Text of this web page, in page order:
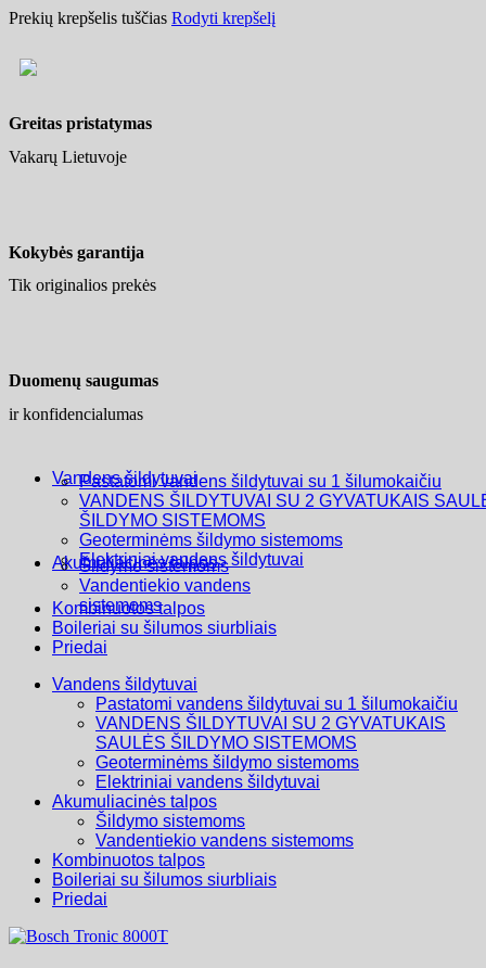
Prekių krepšelis tuščias Rodyti krepšelį
Greitas pristatymas
Vakarų Lietuvoje
Kokybės garantija
Tik originalios prekės
Duomenų saugumas
ir konfidencialumas
Vandens šildytuvai
Pastatomi vandens šildytuvai su 1 šilumokaičiu
VANDENS ŠILDYTUVAI SU 2 GYVATUKAIS
ŠILDYMO SISTEMOMS
Geoterminėms šildymo sistemoms
Elektriniai vandens šildytuvai
Akumuliacinės talpos
Šildymo sistemoms
Vandentiekio vandens
sistemoms
Kombinuotos talpos
Boileriai su šilumos siurbliais
Priedai
Vandens šildytuvai
Pastatomi vandens šildytuvai su 1 šilumokaičiu
VANDENS ŠILDYTUVAI SU 2 GYVATUKAIS
SAULĖS ŠILDYMO SISTEMOMS
Geoterminėms šildymo sistemoms
Elektriniai vandens šildytuvai
Akumuliacinės talpos
Šildymo sistemoms
Vandentiekio vandens sistemoms
Kombinuotos talpos
Boileriai su šilumos siurbliais
Priedai